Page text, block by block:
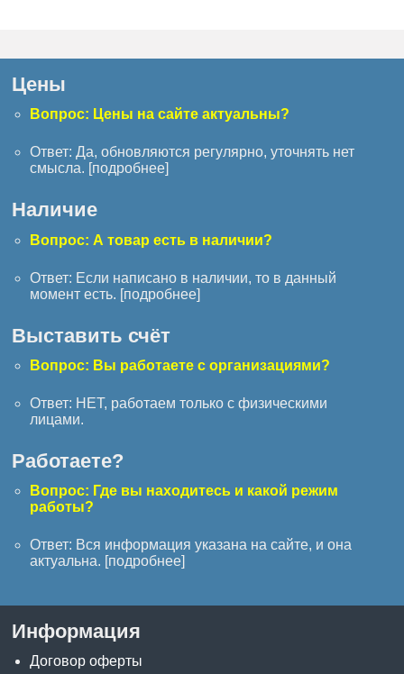
Цены
Вопрос: Цены на сайте актуальны?
Ответ: Да, обновляются регулярно, уточнять нет
смысла. [подробнее]
Наличие
Вопрос: А товар есть в наличии?
Ответ: Если написано в наличии, то в данный
момент есть. [подробнее]
Выставить счёт
Вопрос: Вы работаете с организациями?
Ответ: НЕТ, работаем только с физическими
лицами.
Работаете?
Вопрос: Где вы находитесь и какой режим
работы?
Ответ: Вся информация указана на сайте, и она
актуальна. [подробнее]
Информация
Договор оферты